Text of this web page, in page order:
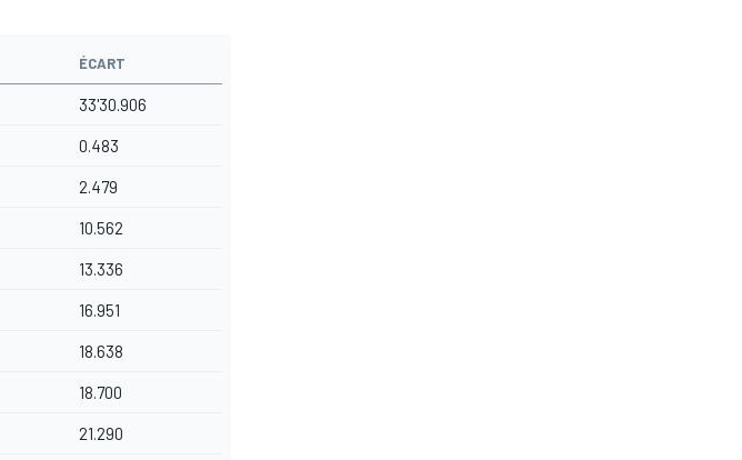
ÉCART
33'30.906
0.483
2.479
10.562
13.336
16.951
18.638
18.700
21.290